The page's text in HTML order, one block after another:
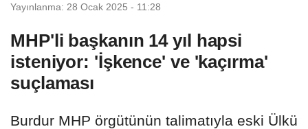
Yayınlanma: 28 Ocak 2025 - 11:28
MHP'li başkanın 14 yıl hapsi
isteniyor: 'İşkence' ve 'kaçırma'
suçlaması
Burdur MHP örgütünün talimatıyla eski Ülkü